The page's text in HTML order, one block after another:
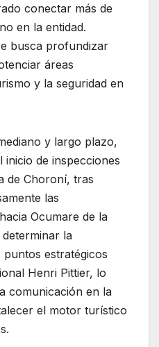
conectar más de
en la entidad.
busca profundizar
áreas
y la seguridad en
y largo plazo,
de inspecciones
de Choroní, tras
las
Ocumare de la
la
estratégicos
Henri Pittier, lo
comunicación en la
el motor turístico